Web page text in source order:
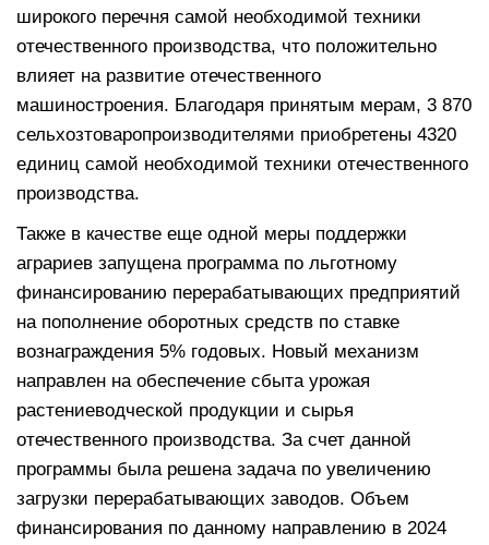
широкого перечня самой необходимой техники
отечественного производства, что положительно
влияет на развитие отечественного
машиностроения. Благодаря принятым мерам, 3 870
сельхозтоваропроизводителями приобретены 4320
единиц самой необходимой техники отечественного
производства.
Также в качестве еще одной меры поддержки
аграриев запущена программа по льготному
финансированию перерабатывающих предприятий
на пополнение оборотных средств по ставке
вознаграждения 5% годовых. Новый механизм
направлен на обеспечение сбыта урожая
растениеводческой продукции и сырья
отечественного производства. За счет данной
программы была решена задача по увеличению
загрузки перерабатывающих заводов. Объем
финансирования по данному направлению в 2024